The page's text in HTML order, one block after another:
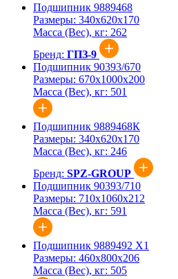
Подшипник 9889468
Размеры: 340x620x170
Масса (Вес), кг: 262
Бренд: ГПЗ-9
Подшипник 90393/670
Размеры: 670x1000x200
Масса (Вес), кг: 501
Подшипник 9889468К
Размеры: 340x620x170
Масса (Вес), кг: 246
Бренд: SPZ-GROUP
Подшипник 90393/710
Размеры: 710x1060x212
Масса (Вес), кг: 591
Подшипник 9889492 X1
Размеры: 460x800x206
Масса (Вес), кг: 505